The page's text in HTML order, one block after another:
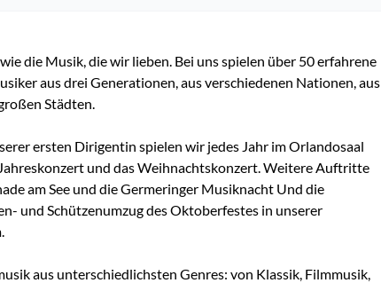
die Musik, die wir lieben. Bei uns spielen über 50 erfahrene
aus drei Generationen, aus verschiedenen Nationen, aus
Städten.
ersten Dirigentin spielen wir jedes Jahr im Orlandosaal
und das Weihnachtskonzert. Weitere Auftritte
am See und die Germeringer Musiknacht Und die
und Schützenumzug des Oktoberfestes in unserer
aus unterschiedlichsten Genres: von Klassik, Filmmusik,